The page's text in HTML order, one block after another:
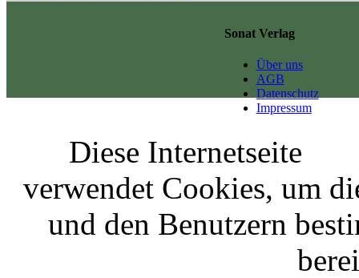
Sonat Verlag
Über uns
AGB
Datenschutz
Impressum
Diese Internetseite
verwendet Cookies, um
und den Benutzern